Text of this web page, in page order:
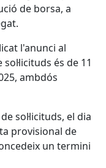
de borsa, a
l'anunci al
és de 11
ambdós
sol·licituds, el dia
provisional de
un termini